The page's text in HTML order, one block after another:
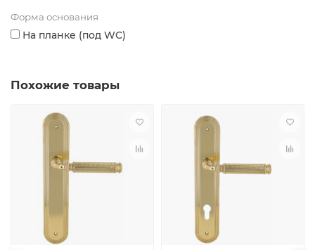
Форма основания
На планке (под WC)
Похожие товары